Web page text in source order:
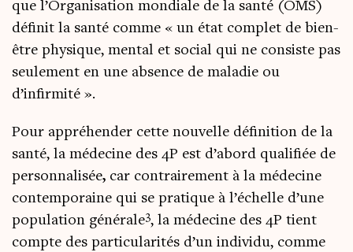
que l’Organisation mon­diale de la san­té (OMS)
défi­nit la san­té comme « un état com­plet de bien-
être phy­sique, men­tal et social qui ne consiste pas
seule­ment en une absence de mala­die ou
d’infirmité ».
Pour appré­hen­der cette nou­velle défi­ni­tion de la
san­té, la méde­cine des 4P est d’abord qua­li­fiée de
per­son­na­li­sée, car contrai­re­ment à la méde­cine
contem­po­raine qui se pra­tique à l’échelle d’une
popu­la­tion géné­rale3, la méde­cine des 4P tient
compte des par­ti­cu­la­ri­tés d’un indi­vi­du, comme